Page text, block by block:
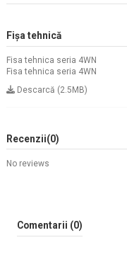
Fișa tehnică
Fisa tehnica seria 4WN
Fisa tehnica seria 4WN
Descarcă (2.5MB)
Recenzii(0)
No reviews
Comentarii (0)